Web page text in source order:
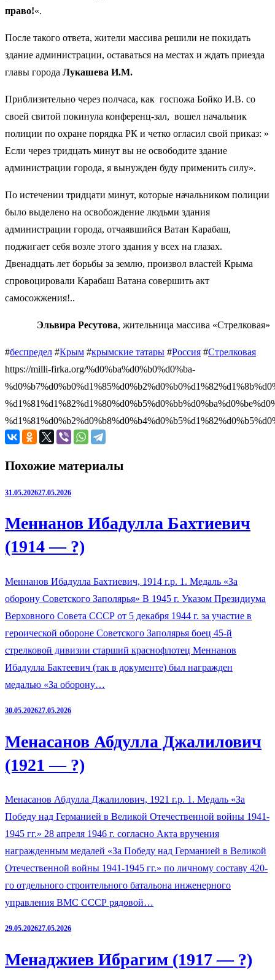
право!«.
После такого ответа, жители массива решили не покидать
здание администрации, оставаться на местах и ждать приезда
главы города Лукашева И.М.
Приблизительно через полчаса, как госпожа Бойко И.В. со
своей свитой покинула конференц-зал, вошел начальник
полиции по охране порядка РК и четко огласил свой приказ: »
Если через тридцать минут вы не освободите здание
администрации города, я вынужден буду применить силу».
По истечении тридцати минут, которые начальником полиции
было выделено на освобождение людьми здания
администрации города, отчаявшийся Ватан Карабаш,
поджигает себя возле этого здания у всех на глазах.
Двенадцать лет борьбы за землю, произвол властей Крыма
спровоцировали Карабаш Ватана совершить акт
самосожжения!..
Эльвира Ресутова, жительница массива «Стрелковая»
#беспредел #Крым #крымские татары #Россия #Стрелковая
https://milli-firka.org/%d0%ba%d0%b0%d0%ba-
Похожие материалы
31.05.202627.05.2026
Меннанов Ибадулла Бахтиевич
(1914 — ?)
Меннанов Ибадулла Бахтиевич, 1914 г.р. 1. Медаль «За
оборону Советского Заполярья» В 1945 г. Указом Президиума
Верховного Совета СССР от 5 декабря 1944 г. за участие в
героической обороне Советского Заполярья боец 45-й
стрелковой дивизии старший краснофлотец Меннанов
Ибадулла Бактеевич (так в документе) был награжден
медалью «За оборону…
30.05.202627.05.2026
Менасанов Абдулла Джалилович
(1921 — ?)
Менасанов Абдулла Джалилович, 1921 г.р. 1. Медаль «За
Победу над Германией в Великой Отечественной войны 1941-
1945 гг.» 28 апреля 1946 г. согласно Акта вручения
награжденным медалей «За Победу над Германией в Великой
Отечественной войны 1941-1945 гг.» по личному составу 420-
го отдельного строительного батальона инженерного
управления ВМС СССР рядовой…
29.05.202627.05.2026
Менаджиев Ибрагим (1917 — ?)